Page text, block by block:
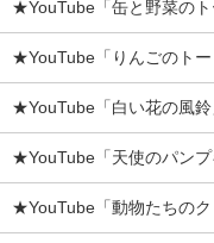
★YouTube「缶と野菜のト
★YouTube「りんごのトー
★YouTube「白い花の風鈴
★YouTube「天使のパンプ
★YouTube「動物たちのク